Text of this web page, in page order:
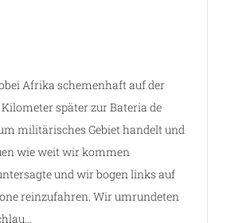
Afrika schemenhaft auf der
später zur Bateria de
militärisches Gebiet handelt und
wie weit wir kommen
und wir bogen links auf
reinzufahren. Wir umrundeten